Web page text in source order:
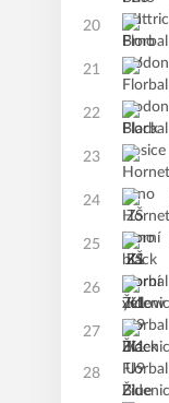
20
21
22
23
24
25
26
27
28